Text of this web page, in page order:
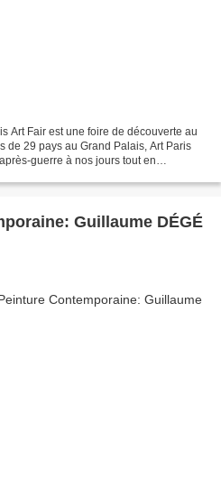
Art Fair est une foire de découverte au
de 29 pays au Grand Palais, Art Paris
guerre à nos jours tout en
Guillaume DÉGÉ